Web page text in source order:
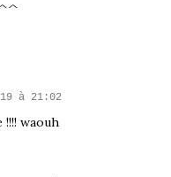
^^
à 21:02
waouh